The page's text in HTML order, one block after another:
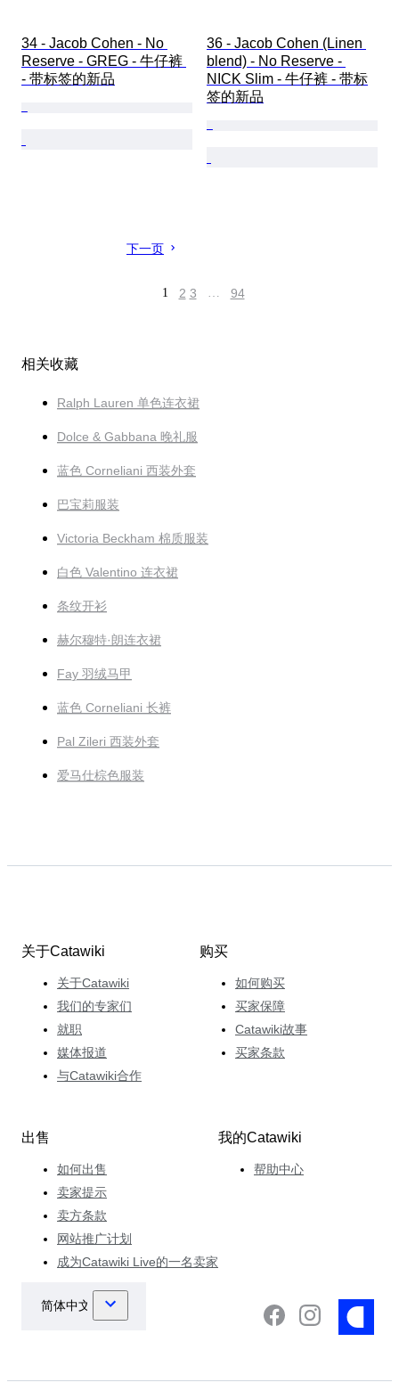
34 - Jacob Cohen - No
Reserve - GREG - 牛仔裤
- 带标签的新品
36 - Jacob Cohen (Linen
blend) - No Reserve -
NICK Slim - 牛仔裤 - 带标
签的新品
下一页
1 2 3 … 94
相关收藏
Ralph Lauren 单色连衣裙
Dolce & Gabbana 晚礼服
蓝色 Corneliani 西装外套
巴宝莉服装
Victoria Beckham 棉质服装
白色 Valentino 连衣裙
条纹开衫
赫尔穆特·朗连衣裙
Fay 羽绒马甲
蓝色 Corneliani 长裤
Pal Zileri 西装外套
爱马仕棕色服装
关于Catawiki
关于Catawiki
我们的专家们
就职
媒体报道
与Catawiki合作
购买
如何购买
买家保障
Catawiki故事
买家条款
出售
如何出售
卖家提示
卖方条款
网站推广计划
成为Catawiki Live的一名卖家
我的Catawiki
帮助中心